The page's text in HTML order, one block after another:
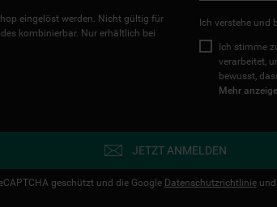
eingelöst werden. Nicht gültig für
kombinierbar. Nur erhältlich bei
Ich verstehe und
Ich stimme
verarbeitet,
bewusst,
Mehr
JETZT ANMELDEN
geschützt und die Google Datenschutzrichtlinieund